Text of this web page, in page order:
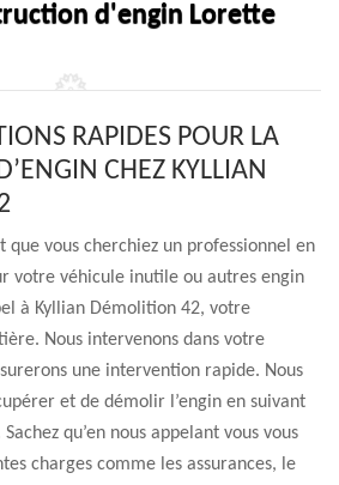
d'engin Lorette
RAPIDES POUR LA
CHEZ KYLLIAN
que vous cherchiez un professionnel en
votre véhicule inutile ou autres engin
à Kyllian Démolition 42, votre
Nous intervenons dans votre
une intervention rapide. Nous
et de démolir l’engin en suivant
qu’en nous appelant vous vous
charges comme les assurances, le